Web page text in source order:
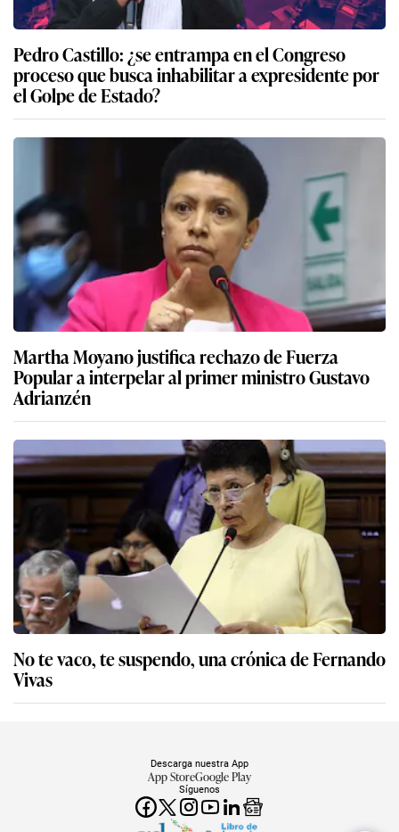
Pedro Castillo: ¿se entrampa en el Congreso
proceso que busca inhabilitar a expresidente por
el Golpe de Estado?
Martha Moyano justifica rechazo de Fuerza
Popular a interpelar al primer ministro Gustavo
Adrianzén
No te vaco, te suspendo, una crónica de Fernando
Vivas
Síguenos
Descarga nuestra App
App StoreGoogle Play